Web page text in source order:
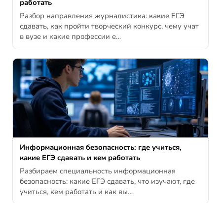
работать
Разбор направления журналистика: какие ЕГЭ
сдавать, как пройти творческий конкурс, чему учат
в вузе и какие профессии е…
Информационная безопасность: где учиться,
какие ЕГЭ сдавать и кем работать
Разбираем специальность информационная
безопасность: какие ЕГЭ сдавать, что изучают, где
учиться, кем работать и как вы…